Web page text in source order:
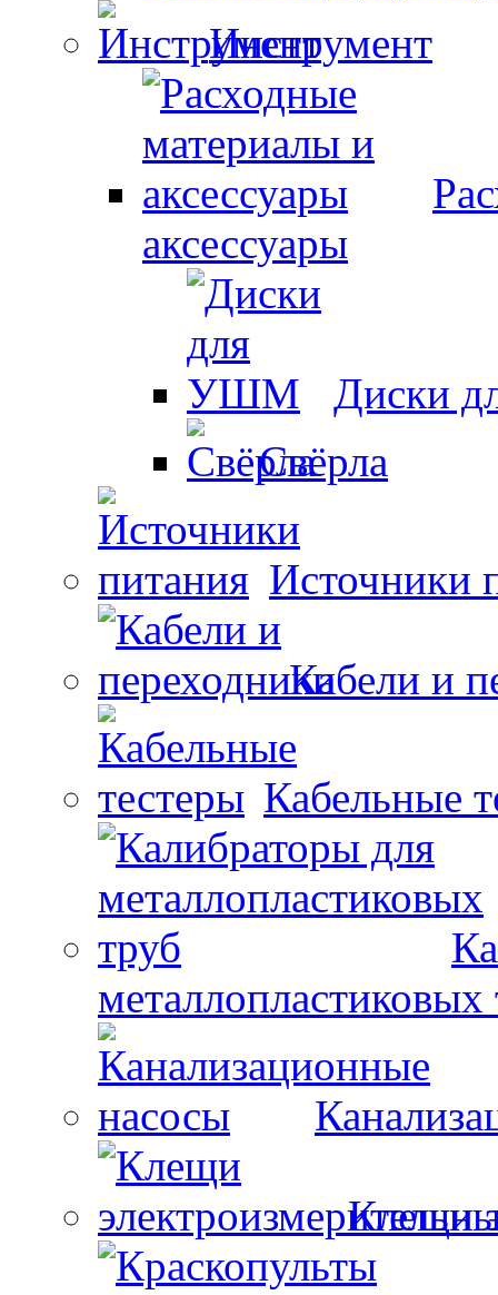
Инструмент
аксессуары
Диски
Свёрла
Источники
Кабели и
Кабельные
металлопластиковых
Клещи